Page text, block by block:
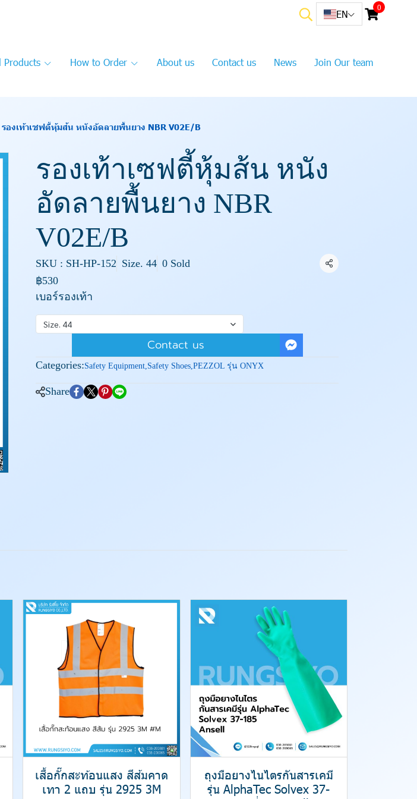
EN
0
Products How to Order About us Contact us News Join Our team
รองเท้าเซฟตี้หุ้มส้น หนังอัดลายพื้นยาง NBR V02E/B
รองเท้าเซฟตี้หุ้มส้น หนัง
อัดลายพื้นยาง NBR
V02E/B
SKU : SH-HP-152 Size. 44 0 Sold Share
฿530
เบอร์รองเท้า
Size. 44
Contact us
Categories:Safety Equipment,Safety Shoes,PEZZOL รุ่น ONYX
Share
เสื้อกั๊กสะท้อนแสง สีส้มคาด
เทา 2 แถบ รุ่น 2925 3M
ถุงมือยางไนไตรกันสารเคมี
รุ่น AlphaTec Solvex 37-